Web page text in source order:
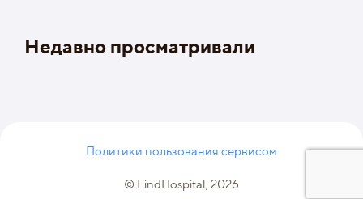
Недавно просматривали
Политики пользования сервисом
© FindHospital, 2026